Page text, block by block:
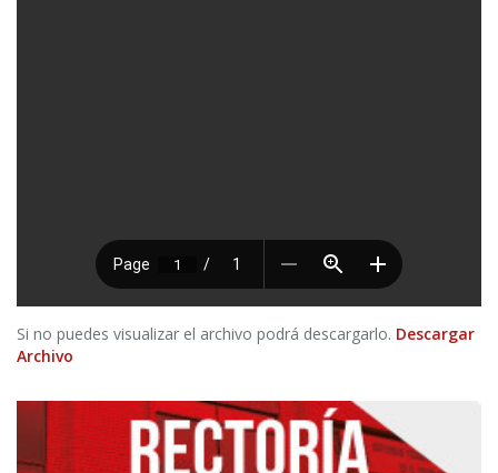
Si no puedes visualizar el archivo podrá descargarlo. Descargar
Archivo